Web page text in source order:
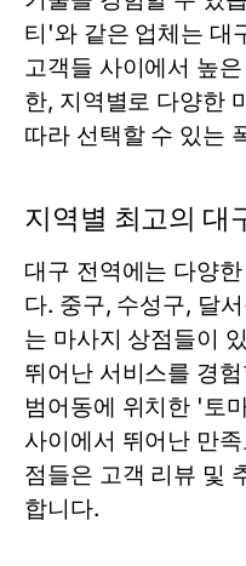
티'와 같은 업체는 대
고객들 사이에서 높
한, 지역별로 다양한
따라 선택할 수 있는
지역별 최고의 대
대구 전역에는 다양
다. 중구, 수성구, 달
는 마사지 상점들이
뛰어난 서비스를 경
범어동에 위치한 '토
사이에서 뛰어난 만
점들은 고객 리뷰 및
합니다.